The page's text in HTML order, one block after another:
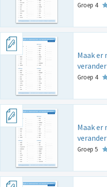
Groep 4
Maak er
Groep 4
Maak er
Groep 5